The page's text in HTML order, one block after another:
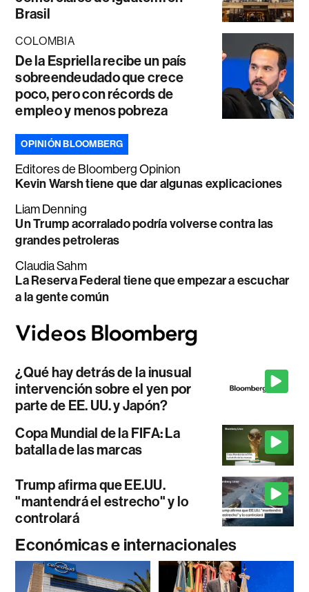
Brasil
COLOMBIA
De la Espriella recibe un país
sobreendeudado que crece
poco, pero con récords de
empleo y menos pobreza
OPINIÓN BLOOMBERG
Editores de Bloomberg Opinion
Kevin Warsh tiene que dar algunas explicaciones
Liam Denning
Un Trump acorralado podría volverse contra las
grandes petroleras
Claudia Sahm
La Reserva Federal tiene que empezar a escuchar
a la gente común
¿Qué hay detrás de la inusual
intervención sobre el yen por
parte de EE. UU. y Japón?
Copa Mundial de la FIFA: La
batalla de las marcas
Trump afirma que EE.UU.
"mantendrá el estrecho" y lo
controlará
Económicas e internacionales